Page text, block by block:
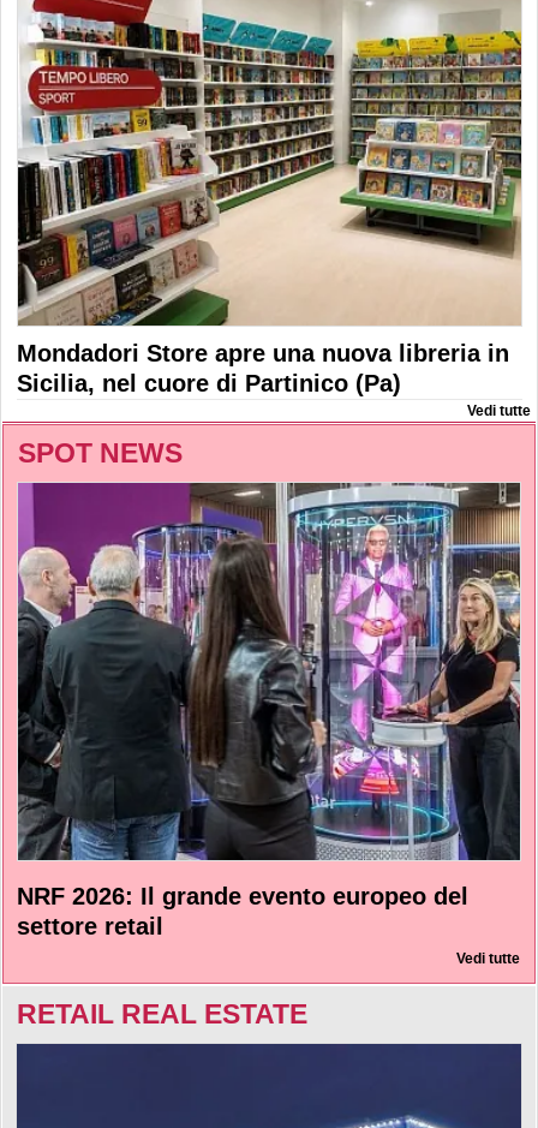
Mondadori Store apre una nuova libreria in
Sicilia, nel cuore di Partinico (Pa)
Vedi tutte
SPOT NEWS
NRF 2026: Il grande evento europeo del
settore retail
Vedi tutte
RETAIL REAL ESTATE